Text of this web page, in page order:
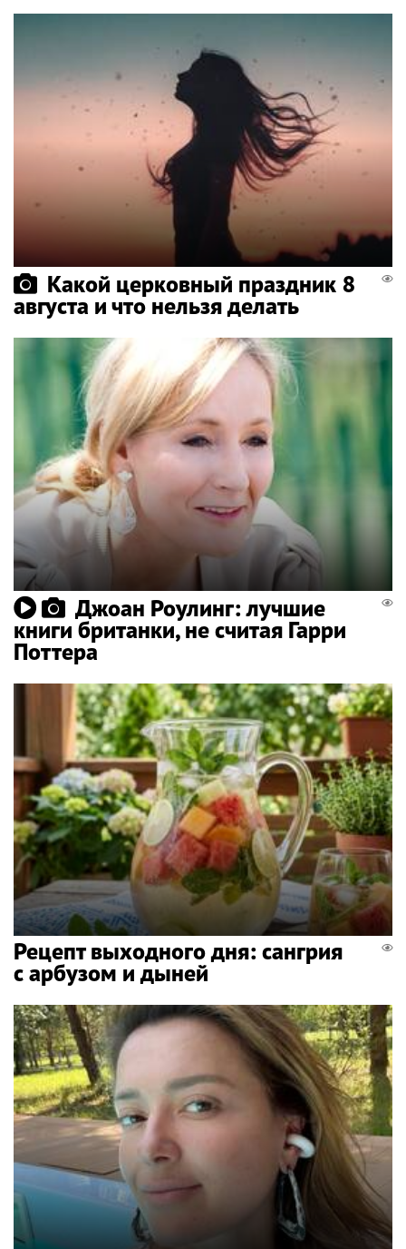
Какой церковный праздник 8
августа и что нельзя делать
Джоан Роулинг: лучшие
книги британки, не считая Гарри
Поттера
Рецепт выходного дня: сангрия
с арбузом и дыней